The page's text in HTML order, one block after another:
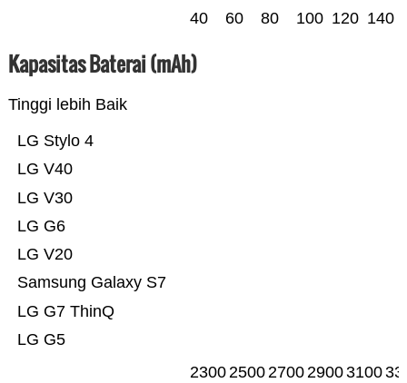
40 60 80 100 120 140
Kapasitas Baterai (mAh)
Tinggi lebih Baik
LG G5
LG G7 ThinQ
Samsung Galaxy S7
LG V20
LG G6
LG V30
LG V40
LG Stylo 4
23002500270029003100